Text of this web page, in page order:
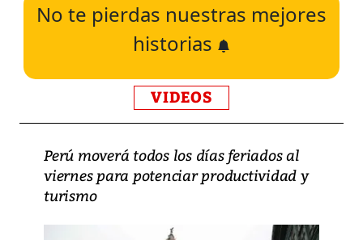
No te pierdas nuestras mejores
historias
VIDEOS
Perú moverá todos los días feriados al
viernes para potenciar productividad y
turismo